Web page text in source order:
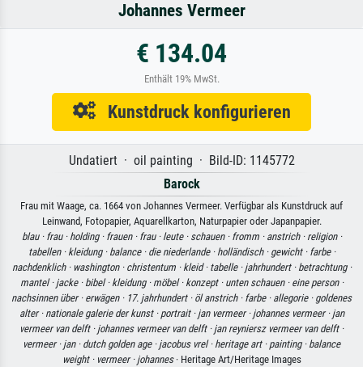
Johannes Vermeer
€ 134.04
Enthält 19% MwSt.
Kunstdruck konfigurieren
Undatiert · oil painting · Bild-ID: 1145772
Barock
Frau mit Waage, ca. 1664 von Johannes Vermeer. Verfügbar als Kunstdruck auf
Leinwand, Fotopapier, Aquarellkarton, Naturpapier oder Japanpapier.
blau · frau · holding · frauen · frau · leute · schauen · fromm · anstrich · religion ·
tabellen · kleidung · balance · die niederlande · holländisch · gewicht · farbe ·
nachdenklich · washington · christentum · kleid · tabelle · jahrhundert · betrachtung ·
mantel · jacke · bibel · kleidung · möbel · konzept · unten schauen · eine person ·
nachsinnen über · erwägen · 17. jahrhundert · öl anstrich · farbe · allegorie · goldenes
alter · nationale galerie der kunst · portrait · jan vermeer · johannes vermeer · jan
vermeer van delft · johannes vermeer van delft · jan reyniersz vermeer van delft ·
vermeer · jan · dutch golden age · jacobus vrel · heritage art · painting · balance
weight · vermeer · johannes· Heritage Art/Heritage Images